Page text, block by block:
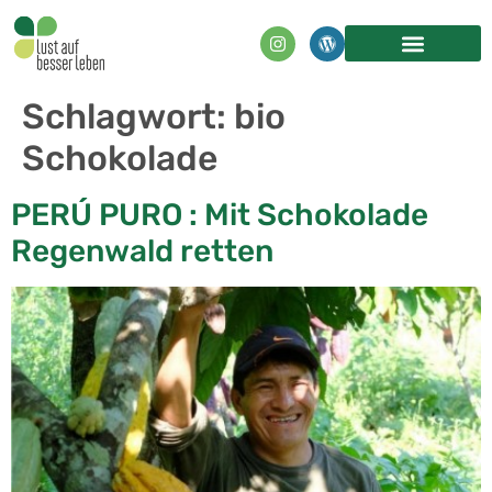
springen
Schlagwort: bio
Schokolade
PERÚ PURO : Mit Schokolade
Regenwald retten